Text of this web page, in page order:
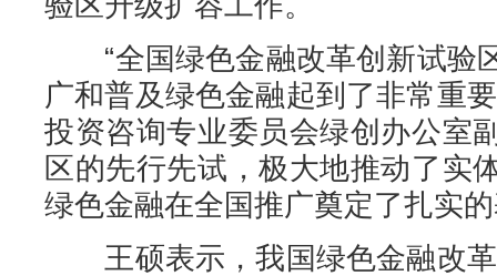
“全国绿色金融改革创新试验
广和普及绿色金融起到了非常重
投资咨询专业委员会绿创办公室
区的先行先试，极大地推动了实
绿色金融在全国推广奠定了扎实
王硕表示，我国绿色金融改革